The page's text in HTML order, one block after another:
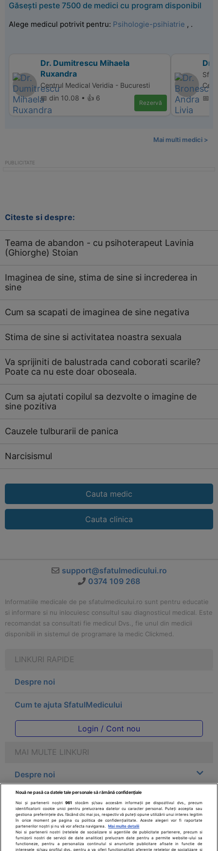
Găsești peste 7500 de medici cu program disponibil
Alege medicul potrivit pentru: Psihologie-psihiatrie , .
Dr. Dumitrescu Mihaela
Ruxandra
Centrul Medical Veridia - Bucuresti
📅 din 10.08 • 👍 6
Rezervă
Dr.
📅
Mai multi medici >
Citeste si despre:
Teama de abandon - cu psihoterapeut Lavinia
(Ghiorghe) Stoian
Imaginea de sine, stima de sine si increderea in
sine
Cum sa scapati de imaginea de sine negativa
Stima de sine si activitatea noastra sexuala
Va sprijiniti de balustrada cand coborati scarile?
Poate ca nu este doar oboseala.
Cum sa ajutati copilul sa dezvolte o imagine de
sine pozitiva
Cauzele tulburarii de panica
Narcisismul
Cauta medic
Cauta clinica
support@sfatulmedicului.ro
0374 109 268
Informatiile medicale de pe sfatulmedicului.ro sunt pentru educatie
si informare si nu inlocuiesc consultul sau diagnosticul medical. Este
recomandat sa consultati fie medicul Dvs., fie unul din medicii
disponibili in sistemul de programare la medic Clickmed.
LINKURI RAPIDE
Despre noi
Cum te ajuta SfatulMedicului
Login / Cont nou
MAI MULTE LINKURI
Despre noi
Legal
Drepturile consumatorului
Parteneri
Nouă ne pasă ca datele tale personale să rămână confidențiale
Noi și partenerii noștri961
stocăm și/sau accesăm informații pe dispozitivul dvs., precum
identificatorii cookie unici pentru prelucrarea datelor cu caracter personal. Puteți accepta sau
gestiona preferințele dvs. făcând clic mai jos, respectiv vă puteți opune utilizării unui interes legitim
în orice moment pe pagina cu politica de confidențialitate. Aceste alegeri vor fi raportate
partenerilor noștri și nu vă vor afecta navigarea.
Mai multe detalii
Noi si partenerii nostri (retelele de socializare si agentiile de publicitate partenere, precum si
furnizorii nostri de servicii de date analitice) prelucram date pentru a permite website-ului sa
functioneze, pentru a personaliza continutul si anunturile publicitare afisate in functie de
interesele si/sau profilul dvs., pentru a va oferi functionalitati aferente retelelor de socializare si